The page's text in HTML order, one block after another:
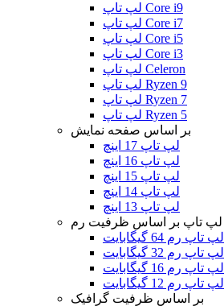
لپ تاپ Core i9
لپ تاپ Core i7
لپ تاپ Core i5
لپ تاپ Core i3
لپ تاپ Celeron
لپ تاپ Ryzen 9
لپ تاپ Ryzen 7
لپ تاپ Ryzen 5
بر اساس صفحه نمایش
لپ تاپ 17 اینچ
لپ تاپ 16 اینچ
لپ تاپ 15 اینچ
لپ تاپ 14 اینچ
لپ تاپ 13 اینچ
لپ تاپ بر اساس ظرفیت رم
لپ تاپ رم 64 گیگابایت
لپ تاپ رم 32 گیگابایت
لپ تاپ رم 16 گیگابایت
لپ تاپ رم 12 گیگابایت
بر اساس ظرفیت گرافیک